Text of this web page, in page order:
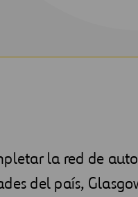
la red de
del país,